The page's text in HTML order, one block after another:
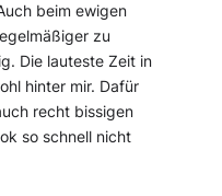
beim ewigen
zu
Die lauteste Zeit in
hinter mir. Dafür
recht bissigen
so schnell nicht